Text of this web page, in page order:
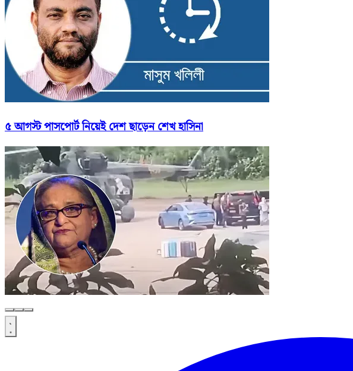
৫ আগস্ট পাসপোর্ট নিয়েই দেশ ছাড়েন শেখ হাসিনা